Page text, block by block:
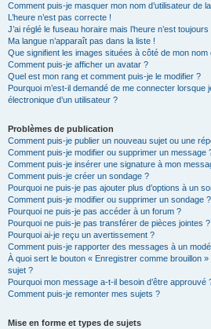
Comment puis-je masquer mon nom d’utilisateur de
L’heure n’est pas correcte !
J’ai réglé le fuseau horaire mais l’heure n’est
Ma langue n’apparaît pas dans la liste !
Que signifient les images situées à côté de mon nom
Comment puis-je afficher un avatar ?
Quel est mon rang et comment puis-je le modifier ?
Pourquoi m’est-il demandé de me connecter lorsque
électronique d’un utilisateur ?
Problèmes de publication
Comment puis-je publier un nouveau sujet ou une
Comment puis-je modifier ou supprimer un message
Comment puis-je insérer une signature à mon
Comment puis-je créer un sondage ?
Pourquoi ne puis-je pas ajouter plus d’options à un
Comment puis-je modifier ou supprimer un sondage ?
Pourquoi ne puis-je pas accéder à un forum ?
Pourquoi ne puis-je pas transférer de pièces jointes ?
Pourquoi ai-je reçu un avertissement ?
Comment puis-je rapporter des messages à un
À quoi sert le bouton « Enregistrer comme brouillon
sujet ?
Pourquoi mon message a-t-il besoin d’être approuvé
Comment puis-je remonter mes sujets ?
Mise en forme et types de sujets